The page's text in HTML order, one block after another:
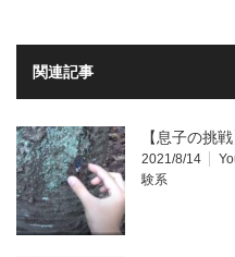
関連記事
【息子の挑
2021/8/14
験系